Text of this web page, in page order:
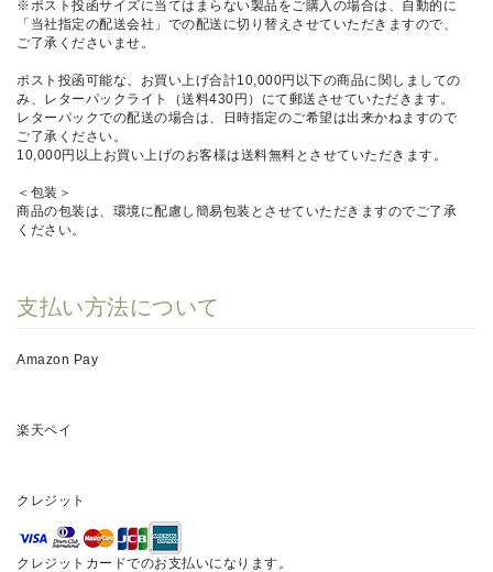
※ポスト投函サイズに当てはまらない製品をご購入の場合は、自動的に
「当社指定の配送会社」での配送に切り替えさせていただきますので、
ご了承くださいませ。
ポスト投函可能な、お買い上げ合計10,000円以下の商品に関しましての
み、レターパックライト（送料430円）にて郵送させていただきます。
レターパックでの配送の場合は、日時指定のご希望は出来かねますので
ご了承ください。
10,000円以上お買い上げのお客様は送料無料とさせていただきます。
＜包装＞
商品の包装は、環境に配慮し簡易包装とさせていただきますのでご了承
ください。
支払い方法について
Amazon Pay
楽天ペイ
クレジット
クレジットカードでのお支払いになります。